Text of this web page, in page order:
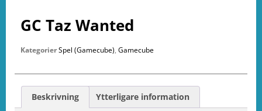
GC Taz Wanted
KategorierSpel (Gamecube), Gamecube
Beskrivning Ytterligare information